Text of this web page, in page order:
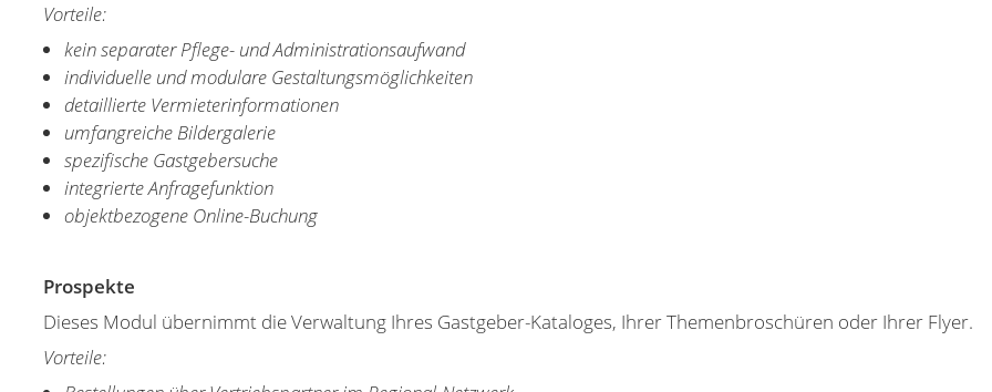
Vorteile:
kein separater Pflege- und Administrationsaufwand
individuelle und modulare Gestaltungsmöglichkeiten
detaillierte Vermieterinformationen
umfangreiche Bildergalerie
spezifische Gastgebersuche
integrierte Anfragefunktion
objektbezogene Online-Buchung
Prospekte
Dieses Modul übernimmt die Verwaltung Ihres Gastgeber-Kataloges, Ihrer Themenbroschüren oder Ihrer Flyer.
Vorteile: